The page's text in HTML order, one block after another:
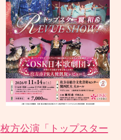
枚方公演「トップスター